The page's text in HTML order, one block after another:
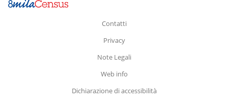
Contatti
Privacy
Note Legali
Web info
Dichiarazione di accessibilità